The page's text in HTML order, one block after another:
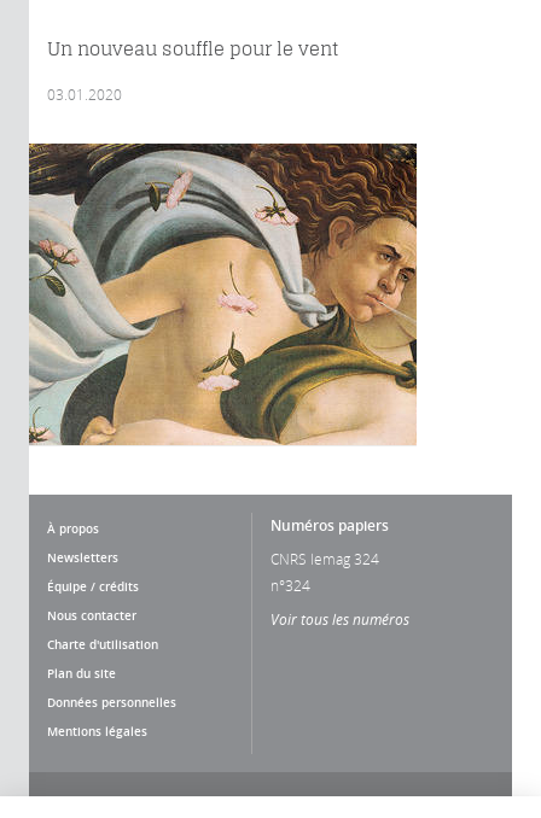
Un nouveau souffle pour le vent
03.01.2020
À propos
Newsletters
Équipe / crédits
Nous contacter
Charte d'utilisation
Plan du site
Données personnelles
Mentions légales
Numéros papiers
CNRS lemag 324
n°324
Voir tous les numéros